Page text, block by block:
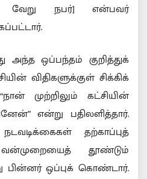
வேறு நபர்] என்பவர்
அந்த ஒப்பந்தம் குறித்துக்
விதிகளுக்குள் சிக்கிக்
முற்றிலும் கட்சியின்
என்று பதிலளித்தார்.
தற்காப்புத்
தூண்டும்
ஒப்புக் கொண்டார்.